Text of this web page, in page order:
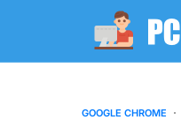
GOOGLE CHROME